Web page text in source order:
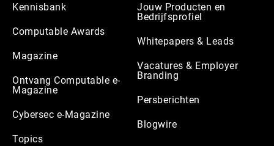
Kennisbank
Computable Awards
Magazine
Ontvang Computable e-
Magazine
Cybersec e-Magazine
Topics
Jouw Producten en
Bedrijfsprofiel
Whitepapers & Leads
Vacatures & Employer
Branding
Persberichten
Blogwire